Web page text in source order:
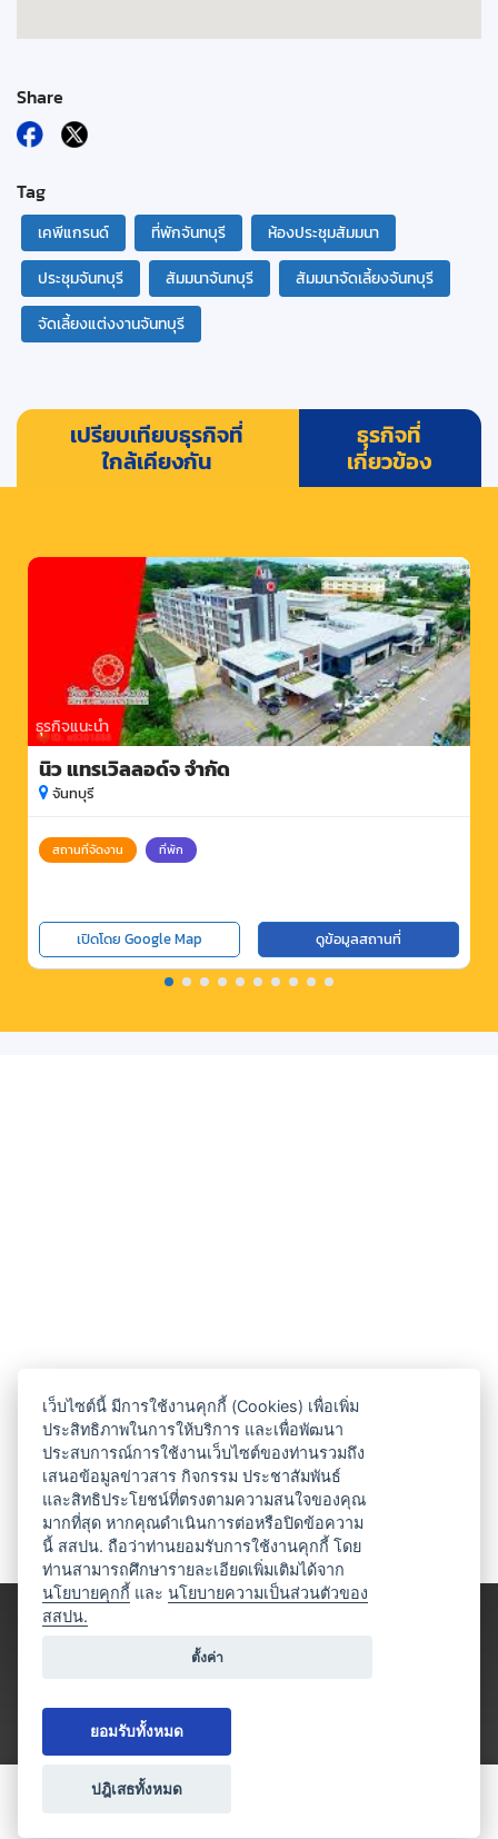
Share
Tag
เคพีแกรนด์ ที่พักจันทบุรี
ห้องประชุมสัมมนา
ประชุมจันทบุรี
สัมมนาจันทบุรี
สัมมนาจัดเลี้ยงจันทบุรี
จัดเลี้ยงแต่งงานจันทบุรี
เปรียบเทียบธุรกิจที่
ใกล้เคียงกัน
ธุรกิจที่
เกี่ยวข้อง
ธุรกิจแนะนำ
นิว แทรเวิลลอด์จ จำกัด
จันทบุรี
สถานที่จัดงาน ที่พัก
เปิดโดย Google Map ดูข้อมูลสถานที่
เว็บไซต์นี้ มีการใช้งานคุกกี้ (Cookies) เพื่อเพิ่ม
ประสิทธิภาพในการให้บริการ และเพื่อพัฒนา
ประสบการณ์การใช้งานเว็บไซต์ของท่านรวมถึง
เสนอข้อมูลข่าวสาร กิจกรรม ประชาสัมพันธ์
และสิทธิประโยชน์ที่ตรงตามความสนใจของคุณ
มากที่สุด หากคุณดำเนินการต่อหรือปิดข้อความ
นี้ สสปน. ถือว่าท่านยอมรับการใช้งานคุกกี้ โดย
ท่านสามารถศึกษารายละเอียดเพิ่มเติมได้จาก
นโยบายคุกกี้ และนโยบายความเป็นส่วนตัวของ
สสปน.
ตั้งค่า
ยอมรับทั้งหมด
ปฎิเสธทั้งหมด